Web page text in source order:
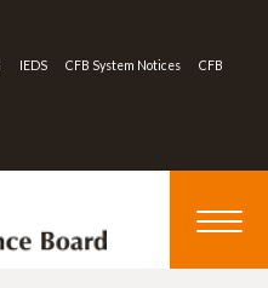
IEDS CFB System Notices CFB